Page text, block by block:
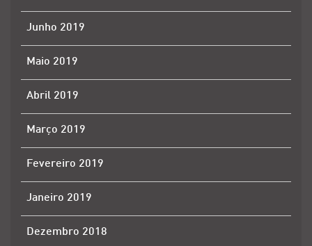
Junho 2019
Maio 2019
Abril 2019
Março 2019
Fevereiro 2019
Janeiro 2019
Dezembro 2018